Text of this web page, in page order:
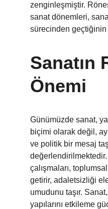
zenginleşmiştir.
sanat dönemleri,
sürecinden geçtiğinin
Sanatın
Önemi
Günümüzde sanat,
biçimi olarak değil,
ve politik bir mesaj
değerlendirilmektedir.
çalışmaları,
getirir, adaletsizliği
umudunu taşır.
yapılarını etkileme